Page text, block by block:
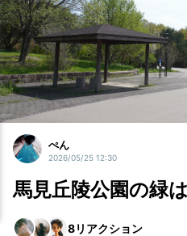
ぺん
2026/05/25 12:30
馬見丘陵公園の緑
8リアクション